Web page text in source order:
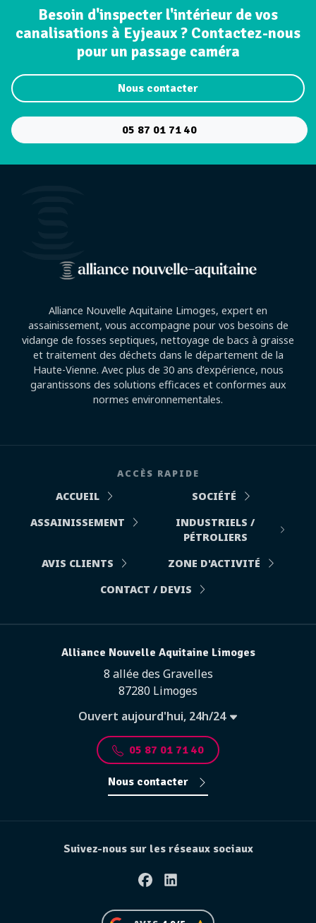
Besoin d'inspecter l'intérieur de vos
canalisations à Eyjeaux ? Contactez-nous
pour un passage caméra
Nous contacter
05 87 01 71 40
Alliance Nouvelle Aquitaine Limoges, expert en
assainissement, vous accompagne pour vos besoins de
vidange de fosses septiques, nettoyage de bacs à graisse
et traitement des déchets dans le département de la
Haute-Vienne. Avec plus de 30 ans d’expérience, nous
garantissons des solutions efficaces et conformes aux
normes environnementales.
ACCÈS RAPIDE
ACCUEIL
SOCIÉTÉ
ASSAINISSEMENT
INDUSTRIELS /
PÉTROLIERS
AVIS CLIENTS
ZONE D'ACTIVITÉ
CONTACT / DEVIS
Alliance Nouvelle Aquitaine Limoges
8 allée des Gravelles
87280 Limoges
Ouvert aujourd'hui, 24h/24
05 87 01 71 40
Nous contacter
Suivez-nous sur les réseaux sociaux
FacebookLinkedin